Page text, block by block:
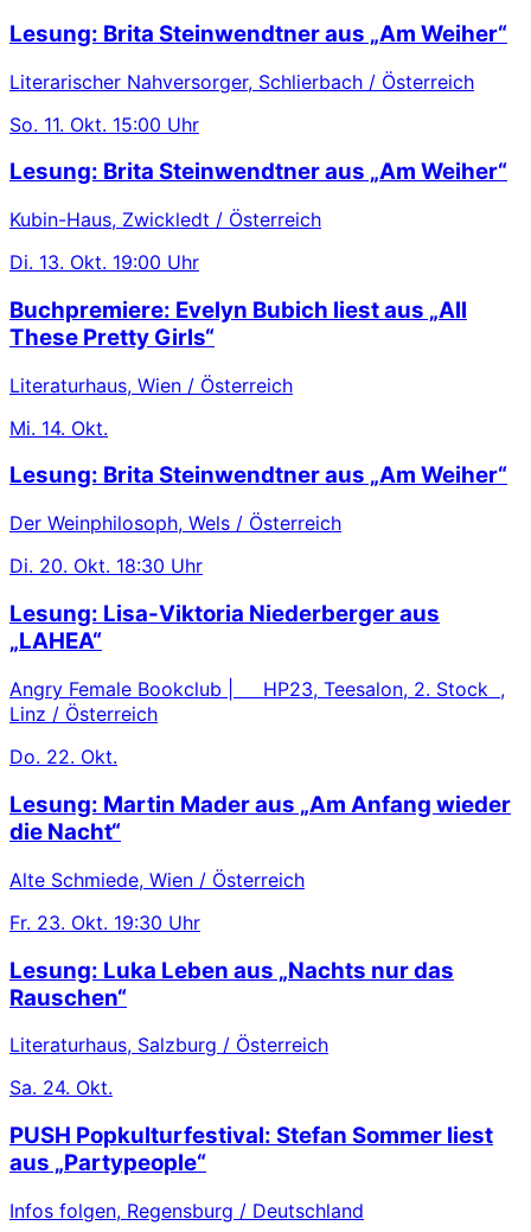
Lesung: Brita Steinwendtner aus „Am Weiher“
Literarischer Nahversorger, Schlierbach / Österreich
So. 11. Okt. 15:00 Uhr
Lesung: Brita Steinwendtner aus „Am Weiher“
Kubin-Haus, Zwickledt / Österreich
Di. 13. Okt. 19:00 Uhr
Buchpremiere: Evelyn Bubich liest aus „All
These Pretty Girls“
Literaturhaus, Wien / Österreich
Mi. 14. Okt.
Lesung: Brita Steinwendtner aus „Am Weiher“
Der Weinphilosoph, Wels / Österreich
Di. 20. Okt. 18:30 Uhr
Lesung: Lisa-Viktoria Niederberger aus
„LAHEA“
Angry Female Bookclub | HP23, Teesalon, 2. Stock ,
Linz / Österreich
Do. 22. Okt.
Lesung: Martin Mader aus „Am Anfang wieder
die Nacht“
Alte Schmiede, Wien / Österreich
Fr. 23. Okt. 19:30 Uhr
Lesung: Luka Leben aus „Nachts nur das
Rauschen“
Literaturhaus, Salzburg / Österreich
Sa. 24. Okt.
PUSH Popkulturfestival: Stefan Sommer liest
aus „Partypeople“
Infos folgen, Regensburg / Deutschland